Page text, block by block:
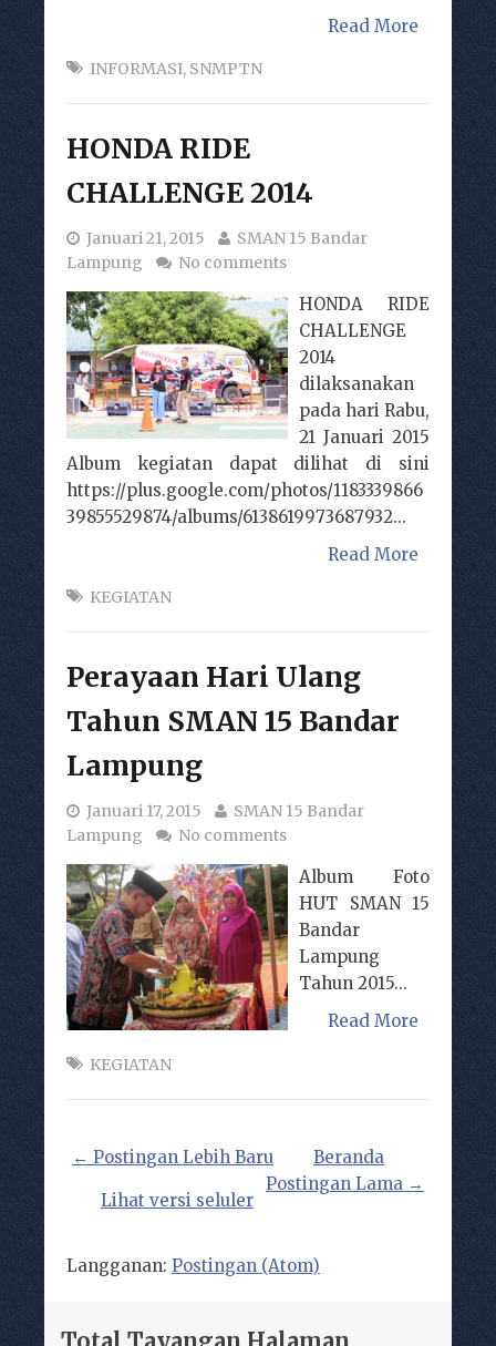
Read More
INFORMASI, SNMPTN
HONDA RIDE
CHALLENGE 2014
Januari 21, 2015
SMAN 15 Bandar
Lampung
No comments
HONDA RIDE
CHALLENGE
2014
dilaksanakan
pada hari Rabu,
21 Januari 2015
Album kegiatan dapat dilihat di sini
https://plus.google.com/photos/1183339866
39855529874/albums/6138619973687932...
Read More
KEGIATAN
Perayaan Hari Ulang
Tahun SMAN 15 Bandar
Lampung
Januari 17, 2015
SMAN 15 Bandar
Lampung
No comments
Album Foto
HUT SMAN 15
Bandar
Lampung
Tahun 2015...
Read More
KEGIATAN
← Postingan Lebih Baru
Postingan Lama →
Beranda
Lihat versi seluler
Langganan: Postingan (Atom)